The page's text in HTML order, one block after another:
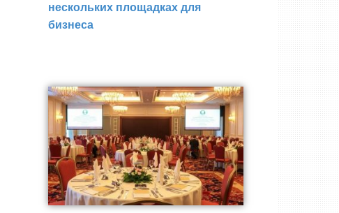
нескольких площадках для
бизнеса